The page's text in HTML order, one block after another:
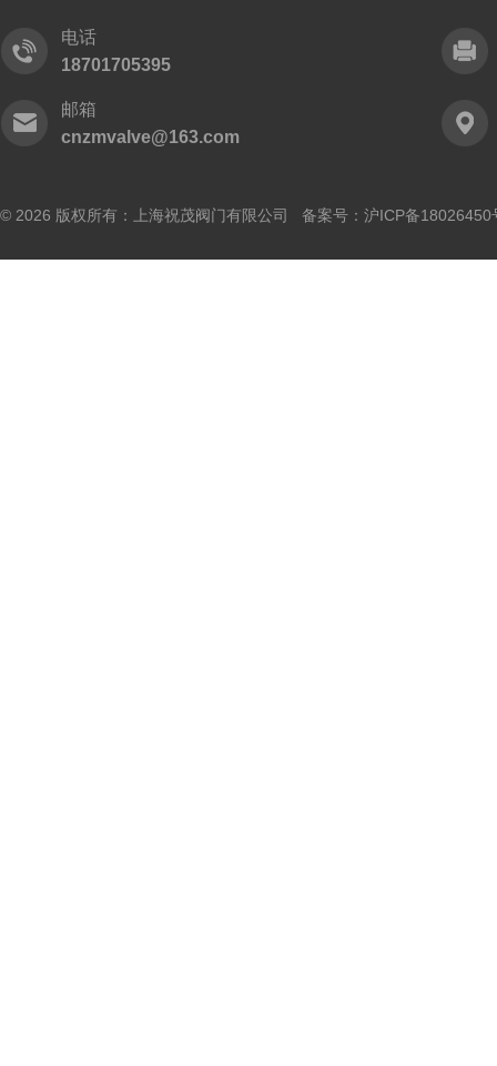
电话
18701705395
邮箱
cnzmvalve@163.com
© 2026 版权所有：上海祝茂阀门有限公司 备案号： 沪ICP备18026450